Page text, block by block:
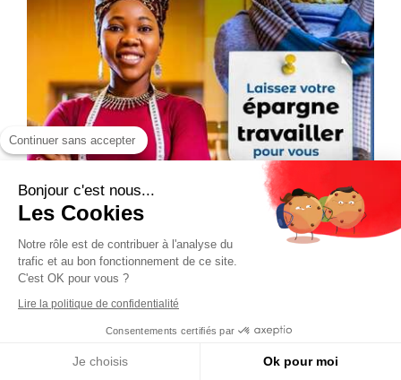
Continuer sans accepter
Bonjour c'est nous...
Les Cookies
Notre rôle est de contribuer à l'analyse du
trafic et au bon fonctionnement de ce site.
C'est OK pour vous ?
Lire la politique de confidentialité
Consentements certifiés par
Je choisis Ok pour moi